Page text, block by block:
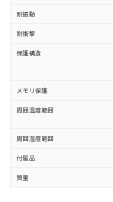
耐振動
耐衝撃
保護構造
メモリ保護
周囲温度範囲
周囲湿度範囲
付属品
質量
オムロン制御
販売ネ
在庫状況およ
事前の承諾な
示しないよう
マイパーツ機
ビス）をご利
メンバーズに
お客様が当ウ
登録された部
および当社の
品・サービス
引・商談に必
※当社の共同利
の共同利用に関
フタル酸エステル類の４
※2 対応予定月
部品在庫の切り替え
月が前後することが
※3 非含有証明書
下記の非含有証明書
EU RoHS指令（10物
51物質の非含有証明
「ｅ」：有害物質（
準値以下であること
「10」：通常の使用
質が外部に漏えいし
及ぼさない年数を意
「－」：未確認です
い合わせください。
ル、化学兵器、
武器並びにこ
当社は、貴社
場合は、上記1
該第三者に通
販売先および
法に輸出する
り引きをいた
在庫なし(
いては、
たはお客
機器販売
受注生産
情報を公